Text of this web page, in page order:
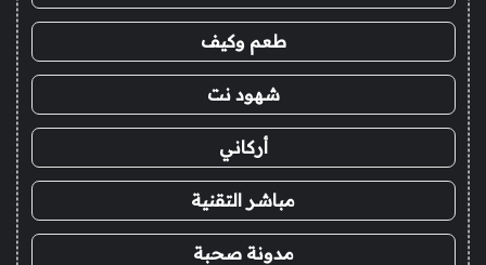
طعم وكيف
شهود نت
أركاني
مباشر التقنية
مدونة صحبة